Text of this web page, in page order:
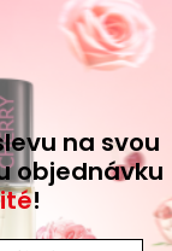
na svou
objednávku
!